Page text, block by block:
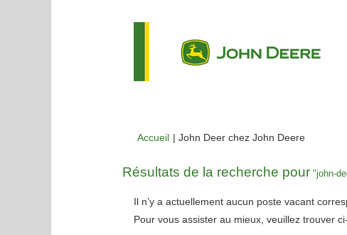
Accueil | John Deer chez John Deere(page
Résultats de la recherche pour "john-
Il n’y a actuellement aucun poste vacant
Pour vous assister au mieux, veuillez trouver